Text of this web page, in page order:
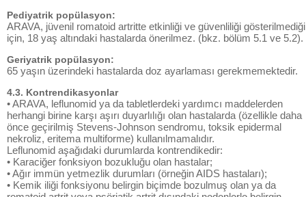
Pediyatrik popülasyon:
ARAVA, jüvenil romatoid artritte etkinliği ve güvenliliği gösterilmediği
için, 18 yaş altındaki hastalarda önerilmez. (bkz. bölüm 5.1 ve 5.2).
Geriyatrik popülasyon:
65 yaşın üzerindeki hastalarda doz ayarlaması gerekmemektedir.
4.3. Kontrendikasyonlar
• ARAVA, leflunomid ya da tabletlerdeki yardımcı maddelerden
herhangi birine karşı aşırı duyarlılığı olan hastalarda (özellikle daha
önce geçirilmiş Stevens-Johnson sendromu, toksik epidermal
nekroliz, eritema multiforme) kullanılmamalıdır.
Leflunomid aşağıdaki durumlarda kontrendikedir:
• Karaciğer fonksiyon bozukluğu olan hastalar;
• Ağır immün yetmezlik durumları (örneğin AIDS hastaları);
• Kemik iliği fonksiyonu belirgin biçimde bozulmuş olan ya da